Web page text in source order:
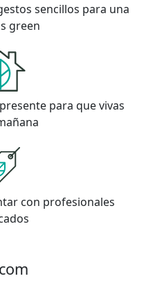
sencillos para una
green
para que vivas
con profesionales